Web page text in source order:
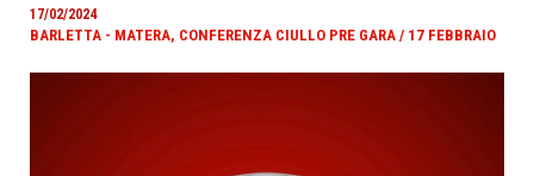
17/02/2024
BARLETTA - MATERA, CONFERENZA CIULLO PRE GARA / 17 FEBBRAIO